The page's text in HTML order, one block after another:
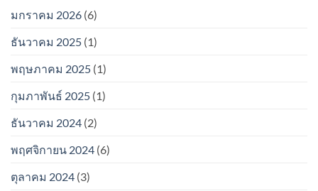
มกราคม 2026 (6)
ธันวาคม 2025 (1)
พฤษภาคม 2025 (1)
กุมภาพันธ์ 2025 (1)
ธันวาคม 2024 (2)
พฤศจิกายน 2024 (6)
ตุลาคม 2024 (3)